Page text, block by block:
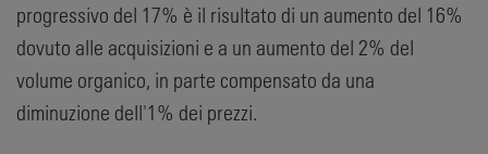
progressivo del 17% è il risultato di un aumento del 16%
dovuto alle acquisizioni e a un aumento del 2% del
volume organico, in parte compensato da una
diminuzione dell'1% dei prezzi.